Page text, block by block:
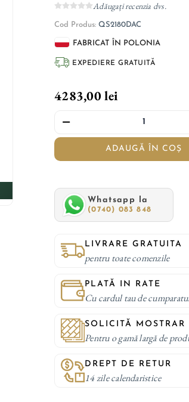
Adăugați recenzia dvs.
Cod Produs: QS2180DAC
FABRICAT ÎN POLONIA
EXPEDIERE GRATUITĂ
4283,00 lei
ADAUGĂ ÎN COȘ
Whatsapp la
(0740) 083 848
LIVRARE GRATUITA
pentru toate comenzile
PLATĂ IN RATE
Cu cardul tau de
SOLICITĂ MOSTRAR
Pentru o gamă largă de
DREPT DE RETUR
14 zile calendaristice